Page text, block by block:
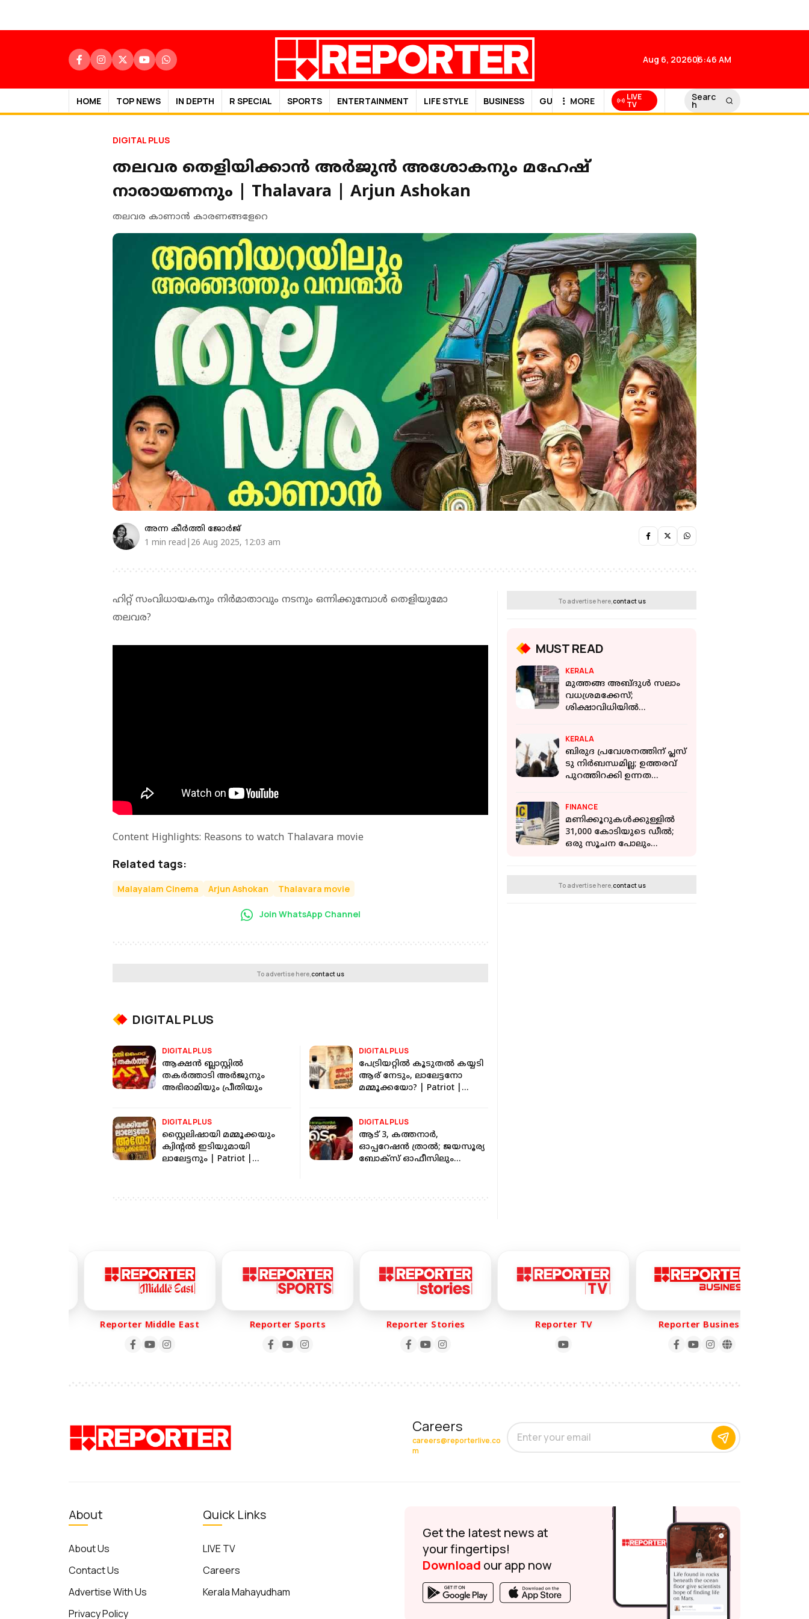
Aug 6, 202606:46 AM
HOME TOP NEWS IN DEPTH R SPECIAL SPORTS ENTERTAINMENT LIFE STYLE BUSINESS GULF NEWS
MORE LIVE
TV
Searc
h
DIGITAL PLUS
തലവര തെളിയിക്കാന്‍ അര്‍ജുന്‍ അശോകനും മഹേഷ്
നാരായണനും | Thalavara | Arjun Ashokan
തലവര കാണാന്‍ കാരണങ്ങളേറെ
അന്ന കീര്‍‌ത്തി ജോര്‍ജ്
1 min read|26 Aug 2025, 12:03 am
ഹിറ്റ് സംവിധായകനും നിര്‍മാതാവും നടനും ഒന്നിക്കുമ്പോള്‍ തെളിയുമോ
തലവര?
Content Highlights: Reasons to watch Thalavara movie
Related tags:
Malayalam Cinema Arjun Ashokan Thalavara movie
Join WhatsApp Channel
To advertise here,contact us
DIGITAL PLUS
DIGITAL PLUS
ആക്ഷന്‍ ബ്ലാസ്റ്റില്‍
തകര്‍ത്താടി അര്‍ജുനും
അഭിരാമിയും പ്രീതിയും
DIGITAL PLUS
പേട്രിയറ്റിൽ കൂടുതൽ കയ്യടി
ആര് നേടും, ലാലേട്ടനോ
മമ്മൂക്കയോ? | Patriot |
DIGITAL PLUS
സ്റ്റൈലിഷായി മമ്മൂക്കയും
ക്വിന്റൽ ഇടിയുമായി
ലാലേട്ടനും | Patriot |
DIGITAL PLUS
ആട് 3, കത്തനാർ,
ഓപ്പറേഷൻ ത്രാൽ; ജയസൂര്യ
ബോക്സ് ഓഫീസിലും
To advertise here, contact us
MUST READ
KERALA
മുത്തങ്ങ അബ്ദുള്‍ സലാം
വധശ്രമക്കേസ്;
ശിക്ഷാവിധിയില്‍
ഹൈക്കോടതിയുടെ
വിമര്‍ശനം
KERALA
ബിരുദ പ്രവേശനത്തിന് പ്ലസ്
ടു നിര്‍ബന്ധമില്ല; ഉത്തരവ്
പുറത്തിറക്കി ഉന്നത
FINANCE
മണിക്കൂറുകൾക്കുള്ളിൽ
31,000 കോടിയുടെ ഡീൽ;
ഒരു സൂചന പോലും
To advertise here, contact us
Reporter Middle East Reporter Sports Reporter Stories Reporter TV Reporter Business
Careers
careers@reporterlive.co
m
About
About Us
Contact Us
Advertise With Us
Privacy Policy
Quick Links
LIVE TV
Careers
Kerala Mahayudham
Get the latest news at
your fingertips!
Download our app now